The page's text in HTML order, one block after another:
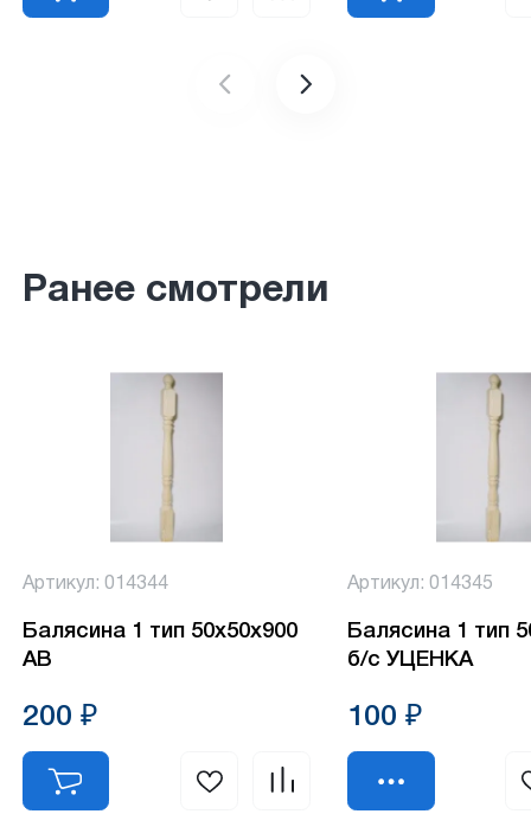
Ранее смотрели
Артикул: 014344
Балясина 1 тип 50х50х900
АВ
200 ₽
Артикул: 014345
Балясина 1 тип
б/с УЦЕНКА
100 ₽